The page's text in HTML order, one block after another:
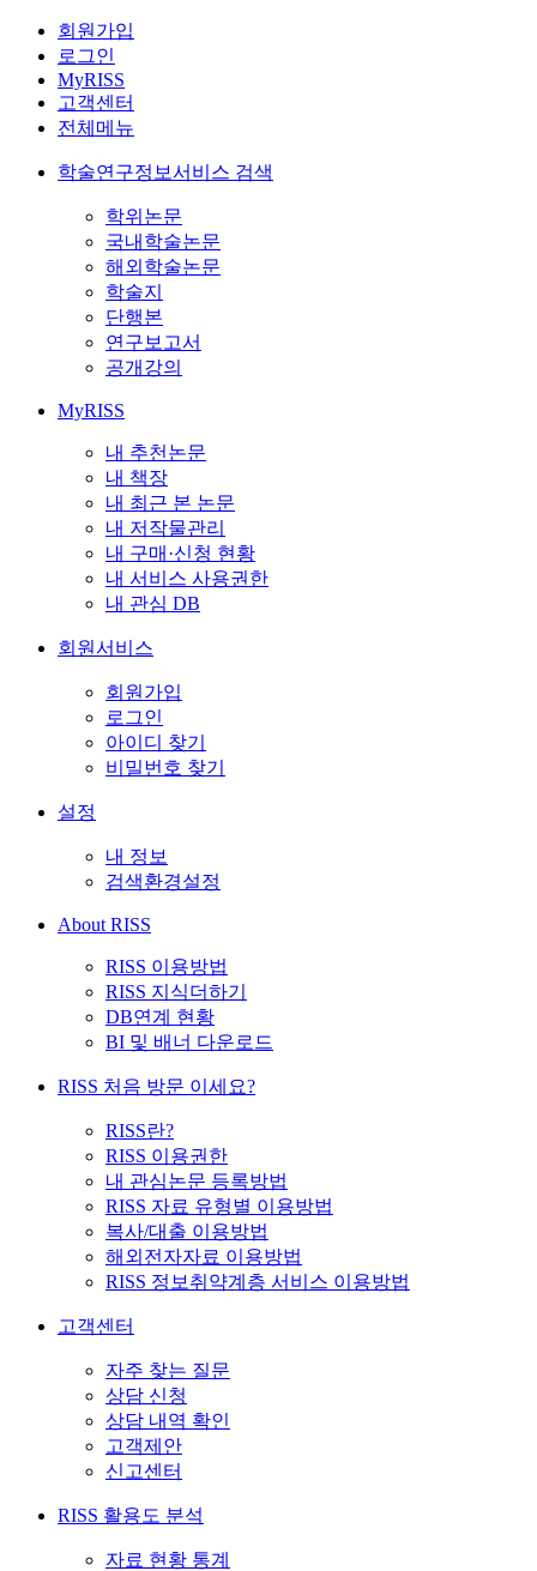
회원가입
로그인
MyRISS
고객센터
전체메뉴
학술연구정보서비스 검색
학위논문
국내학술논문
해외학술논문
학술지
단행본
연구보고서
공개강의
MyRISS
내 추천논문
내 책장
내 최근 본 논문
내 저작물관리
내 구매·신청 현황
내 서비스 사용권한
내 관심 DB
회원서비스
회원가입
로그인
아이디 찾기
비밀번호 찾기
설정
내 정보
검색환경설정
About RISS
RISS 이용방법
RISS 지식더하기
DB연계 현황
BI 및 배너 다운로드
RISS 처음 방문 이세요?
RISS란?
RISS 이용권한
내 관심논문 등록방법
RISS 자료 유형별 이용방법
복사/대출 이용방법
해외전자자료 이용방법
RISS 정보취약계층 서비스 이용방법
고객센터
자주 찾는 질문
상담 신청
상담 내역 확인
고객제안
신고센터
RISS 활용도 분석
자료 현황 통계